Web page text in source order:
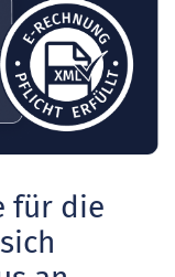
für die